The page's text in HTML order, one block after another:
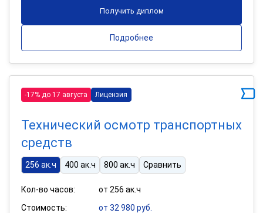
Получить диплом
Подробнее
-17% до 17 августа Лицензия
Технический осмотр транспортных
средств
256 ак.ч 400 ак.ч 800 ак.ч Сравнить
Кол-во часов:
от 256 ак.ч
Стоимость:
от 32 980 руб.